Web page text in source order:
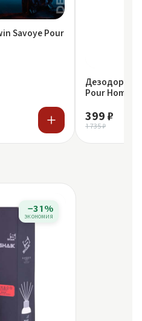
Savoye Pour
Дезодорант
Pour Homme
399 ₽
1 735 ₽
−31%
экономия